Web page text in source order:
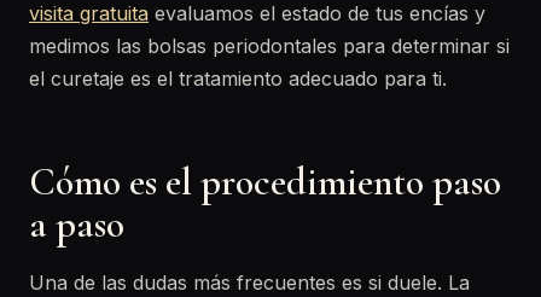
visita gratuita evaluamos el estado de tus encías y
medimos las bolsas periodontales para determinar si
el curetaje es el tratamiento adecuado para ti.
Cómo es el procedimiento paso
a paso
Una de las dudas más frecuentes es si duele. La